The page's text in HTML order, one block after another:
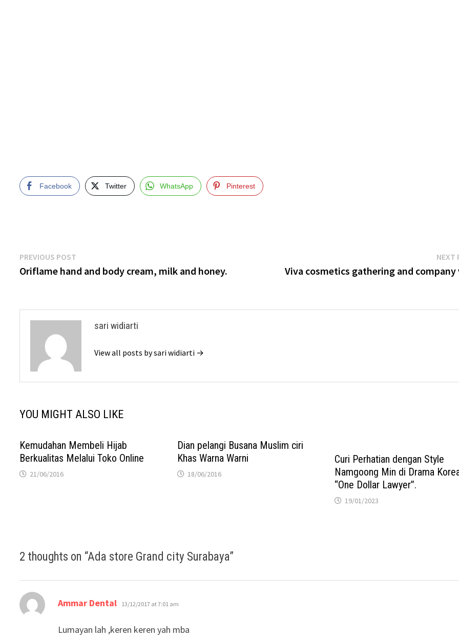
Facebook Twitter WhatsApp Pinterest
Post
navigation
PREVIOUS POST
post:
Oriflame hand and body cream, milk and honey.
NEXT
Viva cosmetics gathering and
sari widiarti
View all posts by sari widiarti →
YOU MIGHT ALSO LIKE
Kemudahan Membeli Hijab
Berkualitas Melalui Toko Online
21/06/2016
Dian pelangi Busana Muslim ciri
Khas Warna Warni
18/06/2016
Curi Perhatian dengan Style
Namgoong Min di Drama
“One Dollar Lawyer”.
19/01/2023
2 thoughts on “Ada store Grand city Surabaya”
Ammar Dental says:
13/12/2017 at 7:01 am
Lumayan lah ,keren keren yah mba